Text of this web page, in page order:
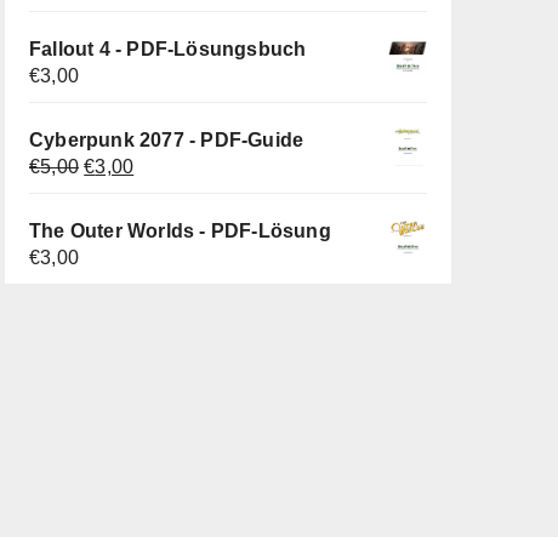
war:
ist:
Fallout 4 - PDF-Lösungsbuch
€3,00
Cyberpunk 2077 - PDF-Guide
€5,00 Ursprünglicher
€3,00Aktueller
ist:
The Outer Worlds - PDF-Lösung
€3,00